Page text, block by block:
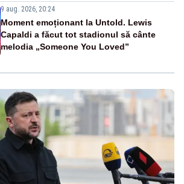
9 aug. 2026, 20:24
Moment emoționant la Untold. Lewis
Capaldi a făcut tot stadionul să cânte
melodia „Someone You Loved”